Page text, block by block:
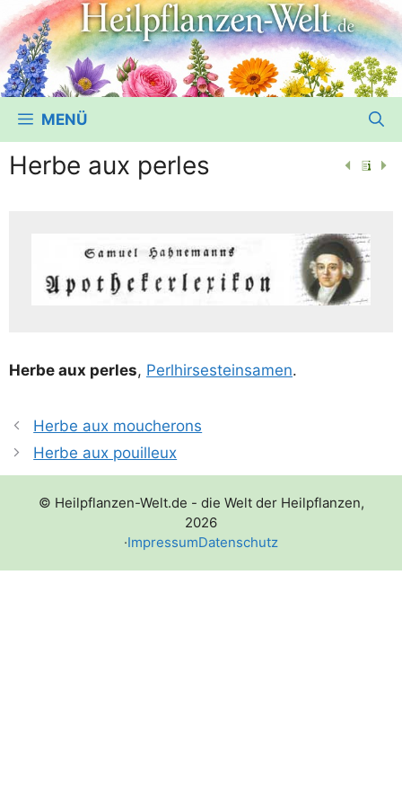
MENÜ
Herbe aux perles
Her­be aux per­les, Perl­hir­se­stein­sa­men.
Herbe aux moucherons
Herbe aux pouilleux
© Heilpflanzen-Welt.de - die Welt der Heilpflanzen,
2026
·ImpressumDatenschutz